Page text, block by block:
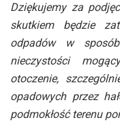
Dziękujemy za
skutkiem będzie
odpadów w
nieczystości
otoczenie,
opadowych przez
podmokłość terenu